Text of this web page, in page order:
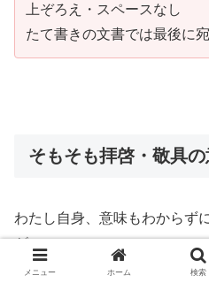
上ぞろえ・スペースなし
たて書きの文書では最後に
そもそも拝啓・敬具の
わたし自身、意味もわからず
が…
メニュー ホーム 検索